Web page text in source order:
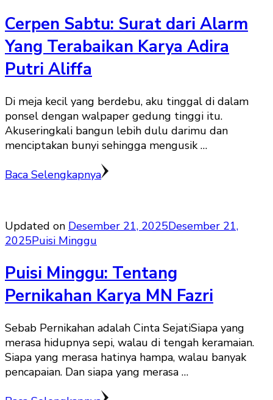
Cerpen Sabtu: Surat dari Alarm
Yang Terabaikan Karya Adira
Putri Aliffa
Di meja kecil yang berdebu, aku tinggal di dalam
ponsel dengan walpaper gedung tinggi itu.
Akuseringkali bangun lebih dulu darimu dan
menciptakan bunyi sehingga mengusik …
Baca Selengkapnya
Updated on Desember 21, 2025Desember 21,
2025Puisi Minggu
Puisi Minggu: Tentang
Pernikahan Karya MN Fazri
Sebab Pernikahan adalah Cinta Sejati‎‎Siapa yang
merasa hidupnya sepi, walau di tengah keramaian.
Siapa yang merasa hatinya hampa, walau banyak
pencapaian. Dan siapa yang merasa …